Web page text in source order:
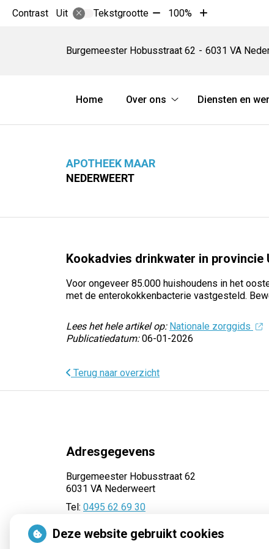
Contrast Uit Tekstgrootte Tekst
10%
100%
Tekst
10%
Burgemeester Hobusstraat 62 6031 VA
Hoofdmenu
Home
Over ons
ons
Diensten en
APOTHEEK MAAR
NEDERWEERT
Kookadvies drinkwater in provincie
Voor ongeveer 85.000 huishoudens in het
met de enterokokkenbacterie vastgesteld.
Lees het hele artikel op: Nationale zorggids
Publicatiedatum:06-01-2026
Terug naar overzicht
Adresgegevens
Burgemeester Hobusstraat 62
6031 VA Nederweert
Tel: 0495 62 69 30
Deze website gebruikt cookies